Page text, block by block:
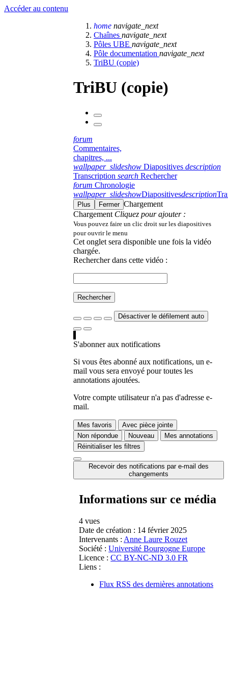
Accéder au contenu
home navigate_next
Chaînes navigate_next
Pôles UBE navigate_next
Pôle documentation navigate_next
TriBU (copie)
TriBU (copie)
forum
Commentaires,
chapitres, ...
wallpaper_slideshow Diapositives description
Transcription search Rechercher
forum Chronologie
wallpaper_slideshowDiapositivesdescription
Plus Fermer Chargement
Chargement Cliquez pour ajouter :
Vous pouvez faire un clic droit sur les diapositives
pour ouvrir le menu
Cet onglet sera disponible une fois la vidéo
chargée.
Rechercher dans cette vidéo :
Rechercher
Désactiver le défilement auto
S'abonner aux notifications
Si vous êtes abonné aux notifications, un e-
mail vous sera envoyé pour toutes les
annotations ajoutées.
Votre compte utilisateur n'a pas d'adresse e-
mail.
Mes favoris
Avec pièce jointe
Non répondue
Nouveau
Mes annotations
Réinitialiser les filtres
Recevoir des notifications par e-mail des
changements
Informations sur ce média
4 vues
Date de création : 14 février 2025
Intervenants : Anne Laure Rouzet
Société : Université Bourgogne Europe
Licence : CC BY-NC-ND 3.0 FR
Liens :
Flux RSS des dernières annotations